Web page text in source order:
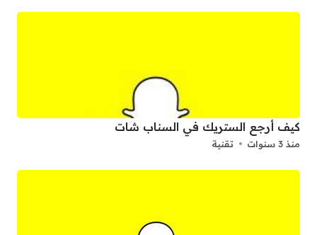
كيف أرجع الستريك في السناب شات
منذ 3 سنوات تقنية